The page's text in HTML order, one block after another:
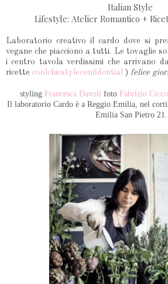
Italian Style
Lifestyle: Atelier Romantico +
Laboratorio creativo il cardo dove si
vegane che piacciono a tutti. Le tovaglie
i centro tavola verdissimi che arrivano
ricette coolchicstyleconfidential ) felice
styling Francesca Davoli foto Fabrizio
Il laboratorio Cardo è a Reggio Emilia, nel
Emilia San Pietro 21.